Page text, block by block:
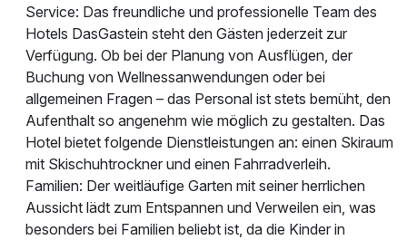
Service: Das freundliche und professionelle Team des
Hotels DasGastein steht den Gästen jederzeit zur
Verfügung. Ob bei der Planung von Ausflügen, der
Buchung von Wellnessanwendungen oder bei
allgemeinen Fragen – das Personal ist stets bemüht, den
Aufenthalt so angenehm wie möglich zu gestalten. Das
Hotel bietet folgende Dienstleistungen an: einen Skiraum
mit Skischuhtrockner und einen Fahrradverleih.
Familien: Der weitläufige Garten mit seiner herrlichen
Aussicht lädt zum Entspannen und Verweilen ein, was
besonders bei Familien beliebt ist, da die Kinder in